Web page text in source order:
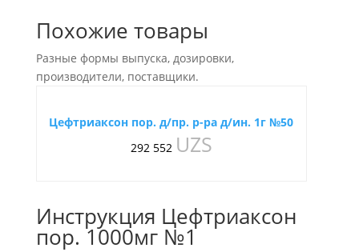
Похожие товары
Разные формы выпуска, дозировки,
производители, поставщики.
Цефтриаксон пор. д/пр. р-ра д/ин. 1г №50
292 552 UZS
Инструкция Цефтриаксон
пор. 1000мг №1